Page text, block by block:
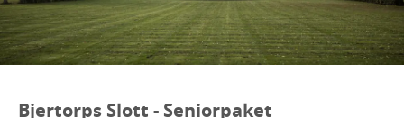
Bjertorps Slott - Seniorpaket